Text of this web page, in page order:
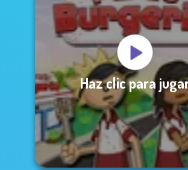
Haz clic para